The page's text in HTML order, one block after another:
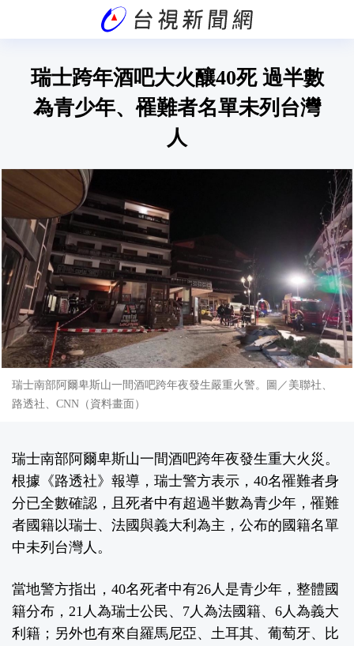
瑞士跨年酒吧大火釀40死 過半數
為青少年、罹難者名單未列台灣
人
瑞士南部阿爾卑斯山一間酒吧跨年夜發生嚴重火警。圖／美聯社、
路透社、CNN（資料畫面）
瑞士南部阿爾卑斯山一間酒吧跨年夜發生重大火災。
根據 《路透社》 報導，瑞士警方表示，40名罹難者身
分已全數確認，且死者中有超過半數為青少年，罹難
者國籍以瑞士、法國與義大利為主，公布的國籍名單
中未列台灣人。
當地警方指出，40名死者中有26人是青少年，整體國
籍分布，21人為瑞士公民、7人為法國籍、6人為義大
利籍；另外也有來自羅馬尼亞、土耳其、葡萄牙、比